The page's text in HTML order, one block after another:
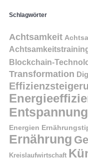
Schlagwörter
Achtsamkeit
Blockchain-
Transformation
Energien
Ernährung
Kreislaufwirtschaft